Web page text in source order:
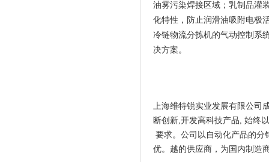
油雾污染焊接区域；乳制品灌
化特性，防止润滑油吸附电极
冷链物流分拣机的气动控制系
决方案。
上海维特锐实业发展有限公司
断创新,开发高科技产品, 始终
要求。公司以自动化产品的分
优。越的供应商，为国内制造